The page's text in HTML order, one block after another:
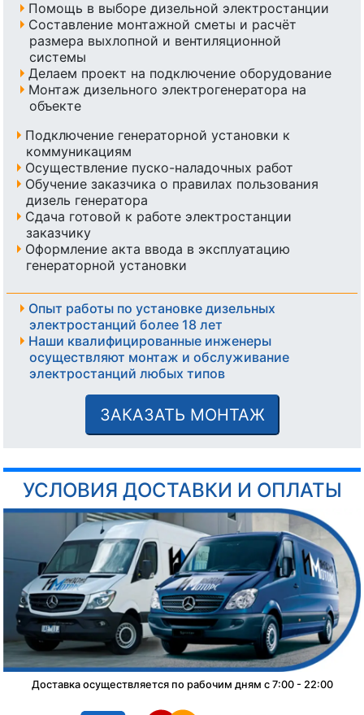
Помощь в выборе дизельной электростанции
Составление монтажной сметы и расчёт
размера выхлопной и вентиляционной
системы
Делаем проект на подключение оборудование
Монтаж дизельного электрогенератора на
объекте
Подключение генераторной установки к
коммуникациям
Осуществление пуско-наладочных работ
Обучение заказчика о правилах пользования
дизель генератора
Сдача готовой к работе электростанции
заказчику
Оформление акта ввода в эксплуатацию
генераторной установки
Опыт работы по установке дизельных
электростанций более 18 лет
Наши квалифицированные инженеры
осуществляют монтаж и обслуживание
электростанций любых типов
ЗАКАЗАТЬ МОНТАЖ
УСЛОВИЯ ДОСТАВКИ И ОПЛАТЫ
Доставка осуществляется по рабочим дням с 7:00 - 22:00